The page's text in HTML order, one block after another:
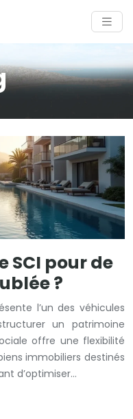
SCI pour de
?
l’un des véhicules
un patrimoine
offre une flexibilité
immobiliers destinés
d’optimiser…